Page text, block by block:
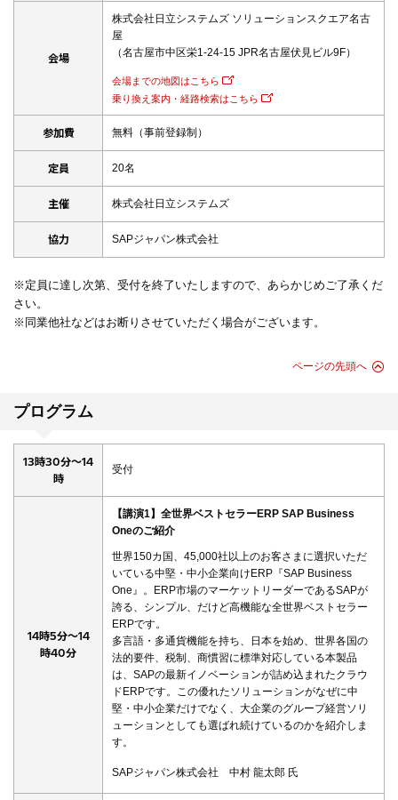
会場
株式会社日立システムズ ソリューションスクエア名古
屋
（名古屋市中区栄1-24-15 JPR名古屋伏見ビル9F）
会場までの地図はこちら
乗り換え案内・経路検索はこちら
参加費 無料（事前登録制）
定員 20名
主催 株式会社日立システムズ
協力 SAPジャパン株式会社
※定員に達し次第、受付を終了いたしますので、あらかじめご了承くだ
さい。
※同業他社などはお断りさせていただく場合がございます。
ページの先頭へ
プログラム
13時30分～14
時
受付
14時5分～14
時40分
【講演1】全世界ベストセラーERP SAP Business
Oneのご紹介
世界150カ国、45,000社以上のお客さまに選択いただ
いている中堅・中小企業向けERP『SAP Business
One』。ERP市場のマーケットリーダーであるSAPが
誇る、シンプル、だけど高機能な全世界ベストセラー
ERPです。
多言語・多通貨機能を持ち、日本を始め、世界各国の
法的要件、税制、商慣習に標準対応している本製品
は、SAPの最新イノベーションが詰め込まれたクラウ
ドERPです。この優れたソリューションがなぜに中
堅・中小企業だけでなく、大企業のグループ経営ソリ
ューションとしても選ばれ続けているのかを紹介しま
す。
SAPジャパン株式会社 中村 龍太郎 氏